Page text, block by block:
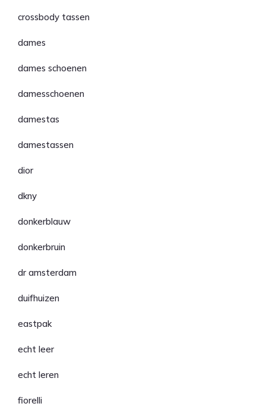
crossbody tassen
dames
dames schoenen
damesschoenen
damestas
damestassen
dior
dkny
donkerblauw
donkerbruin
dr amsterdam
duifhuizen
eastpak
echt leer
echt leren
fiorelli